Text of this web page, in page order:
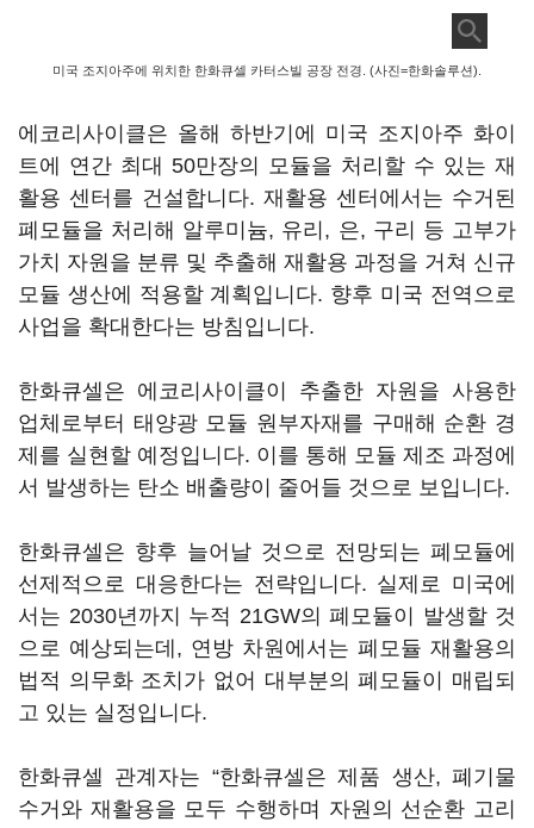
미국 조지아주에 위치한 한화큐셀 카터스빌 공장 전경. (사진=한화솔루션).
에코리사이클은 올해 하반기에 미국 조지아주 화이
트에 연간 최대 50만장의 모듈을 처리할 수 있는 재
활용 센터를 건설합니다. 재활용 센터에서는 수거된
폐모듈을 처리해 알루미늄, 유리, 은, 구리 등 고부가
가치 자원을 분류 및 추출해 재활용 과정을 거쳐 신규
모듈 생산에 적용할 계획입니다. 향후 미국 전역으로
사업을 확대한다는 방침입니다.
한화큐셀은 에코리사이클이 추출한 자원을 사용한
업체로부터 태양광 모듈 원부자재를 구매해 순환 경
제를 실현할 예정입니다. 이를 통해 모듈 제조 과정에
서 발생하는 탄소 배출량이 줄어들 것으로 보입니다.
한화큐셀은 향후 늘어날 것으로 전망되는 폐모듈에
선제적으로 대응한다는 전략입니다. 실제로 미국에
서는 2030년까지 누적 21GW의 폐모듈이 발생할 것
으로 예상되는데, 연방 차원에서는 폐모듈 재활용의
법적 의무화 조치가 없어 대부분의 폐모듈이 매립되
고 있는 실정입니다.
한화큐셀 관계자는 “한화큐셀은 제품 생산, 폐기물
수거와 재활용을 모두 수행하며 자원의 선순환 고리